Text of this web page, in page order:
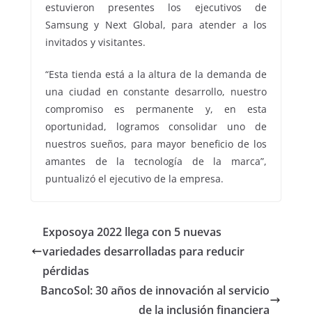
estuvieron presentes los ejecutivos de
Samsung y Next Global, para atender a los
invitados y visitantes.
“Esta tienda está a la altura de la demanda de
una ciudad en constante desarrollo, nuestro
compromiso es permanente y, en esta
oportunidad, logramos consolidar uno de
nuestros sueños, para mayor beneficio de los
amantes de la tecnología de la marca”,
puntualizó el ejecutivo de la empresa.
Exposoya 2022 llega con 5 nuevas
variedades desarrolladas para reducir
pérdidas
BancoSol: 30 años de innovación al servicio
de la inclusión financiera